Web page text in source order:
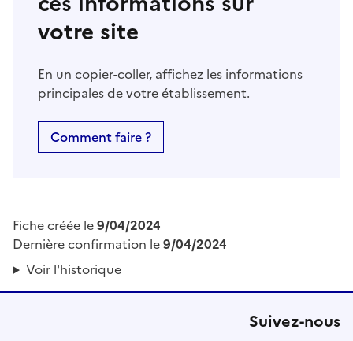
votre site
En un copier-coller, affichez les informations
principales de votre établissement.
Comment faire ?
Fiche créée le9/04/2024
Dernière confirmation le9/04/2024
Voir l'historique
Suivez-nous